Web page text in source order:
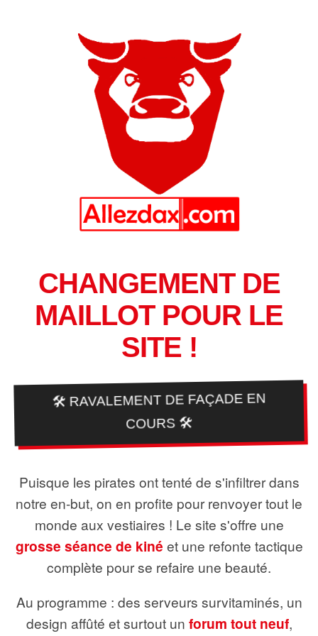
CHANGEMENT DE
MAILLOT POUR LE
SITE !
🛠️ RAVALEMENT DE FAÇADE EN
COURS 🛠️
Puisque les pirates ont tenté de s'infiltrer dans
notre en-but, on en profite pour renvoyer tout le
monde aux vestiaires ! Le site s'offre une
grosse séance de kiné et une refonte tactique
complète pour se refaire une beauté.
Au programme : des serveurs survitaminés, un
design affûté et surtout un forum tout neuf,